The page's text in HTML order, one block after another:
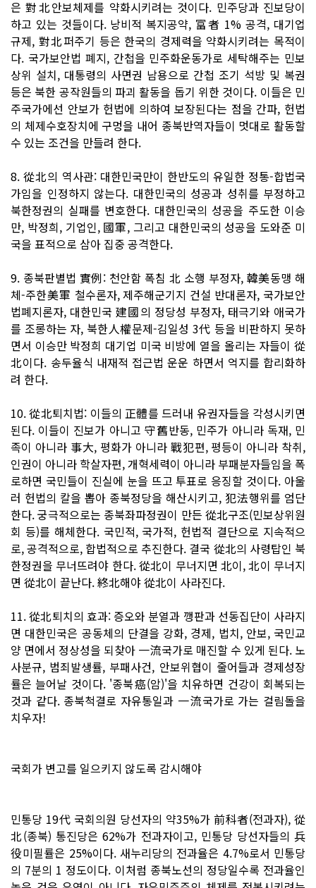
은 對北안보체제를 약화시키려는 것이다. 민주당과 진보당이
하고 있는 것들이다. 낭비적 복지공약, 富者 1% 공격, 대기업
규제, 對北퍼주기 등은 한국의 경제력을 약화시키려는 목적이
다. 국가보안법 폐지, 간첩을 민주화운동가로 세탁해주는 민보
상위 설치, 대통령의 사면권 남용으로 간첩 조기 석방 및 복권
등은 북한 공작원들의 파괴 활동을 돕기 위한 것이다. 이들은 민
주국가에선 안보가 헌법에 의하여 보장된다는 점을 간파, 헌법
의 체제수호장치에 구멍을 내어 종북반역자들이 멋대로 활동할
수 있는 조건을 만들려 한다.
8. 從北의 역사관: 대한민국만이 한반도의 유일한 정통-합법국
가임을 인정하지 않는다. 대한민국의 성공과 성취를 부정하고
북한정권의 실패를 변호한다. 대한민국의 성공을 주도한 이승
만, 박정희, 기업인, 國軍, 그리고 대한민국의 성공을 도와준 미
국을 표적으로 삼아 집중 공격한다.
9. 종북판별법 實例: 천안함 폭침 北 소행 부정자, 韓美동맹 해
체-주한美軍 철수론자, 제주해군기지 건설 반대론자, 국가보안
법폐지론자, 대한민국 建國의 정당성 부정자, 태극기와 애국가
를 조롱하는 자, 북한人權문제-김일성 3代 등을 비판하지 못하
면서 이승만 박정희 대기업 미국 비방에 열을 올리는 자들이 從
北이다. 송두율식 내재적 접근법 운운 하면서 억지를 합리화하
려 한다.
10. 從北퇴치법: 이들의 正體를 드러내 유권자들을 각성시키면
된다. 이들이 진보가 아니고 守舊반동, 민주가 아니라 독재, 민
족이 아니라 事大, 평화가 아니라 戰犯편, 평등이 아니라 착취,
인권이 아니라 학살자편, 개혁세력이 아니라 부패분자들임을 폭
로하면 국민들이 진실에 눈을 뜨고 투표로 응징할 것이다. 아울
러 헌법의 칼을 뽑아 종북정당을 해산시키고, 犯法행위를 엄단
한다. 궁극적으로는 종북좌파정권이 만든 從北구조(민보상위원
회 등)를 해체한다. 국민적, 국가적, 헌법적 결단으로 지속적으
로, 공격적으로, 합법적으로 추진한다. 결국 從北의 사령탑인 북
한정권을 무너뜨려야 한다. 從北이 무너지면 北이, 北이 무너지
면 從北이 끝난다. 終北해야 從北이 사라진다.
11. 從北퇴치의 효과: 증오와 분열과 깽판과 선동집단이 사라지
면 대한민국은 공동체의 단결을 강화, 경제, 법치, 안보, 국민교
양 면에서 정상성을 되찾아 一流국가로 매진할 수 있게 된다. 노
사분규, 범죄발생률, 부패사건, 안보위협이 줄어들과 경제성장
률은 늘어날 것이다. '종북癌(암)'을 치유하면 건강이 회복되는
것과 같다. 종북척결로 자유통일과 一流국가로 가는 걸림돌을
치우자!
국회가 변고를 일으키지 않도록 감시해야
민통당 19代 국회의원 당선자의 약35%가 前科者(전과자), 從
北(종북) 통진당은 62%가 전과자이고, 민통당 당선자들의 兵
役미필률은 25%이다. 새누리당의 전과율은 4.7%로서 민통당
의 7분의 1 정도이다. 이처럼 종북노선의 정당일수록 전과율인